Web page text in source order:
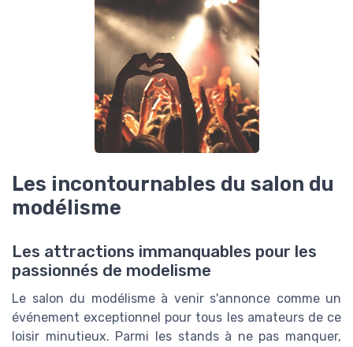
Les incontournables du salon du
modélisme
Les attractions immanquables pour les
passionnés de modelisme
Le salon du modélisme à venir s'annonce comme un
événement exceptionnel pour tous les amateurs de ce
loisir minutieux. Parmi les stands à ne pas manquer,